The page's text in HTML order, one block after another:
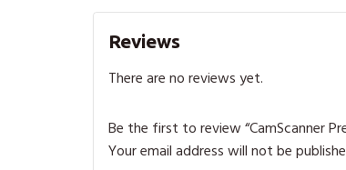
Reviews
There are no reviews yet.
Be the first to review “CamScanner
Your email address will not be